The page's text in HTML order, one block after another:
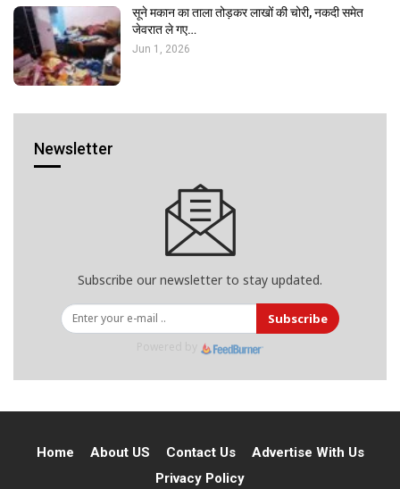
सूने मकान का ताला तोड़कर लाखों की चोरी, नकदी समेत
जेवरात ले गए…
Jun 1, 2026
Newsletter
Subscribe our newsletter to stay updated.
Subscribe
Home About US Contact Us
Advertise With Us
Privacy Policy